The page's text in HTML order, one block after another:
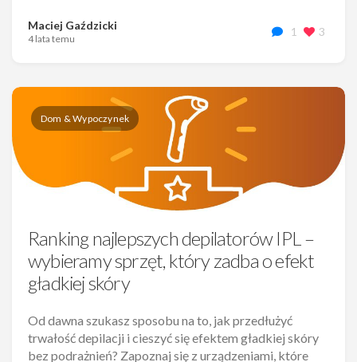
Maciej Gaździcki
4 lata temu
1 3
Dom & Wypoczynek
Ranking najlepszych depilatorów IPL –
wybieramy sprzęt, który zadba o efekt
gładkiej skóry
Od dawna szukasz sposobu na to, jak przedłużyć
trwałość depilacji i cieszyć się efektem gładkiej skóry
bez podrażnień? Zapoznaj się z urządzeniami, które